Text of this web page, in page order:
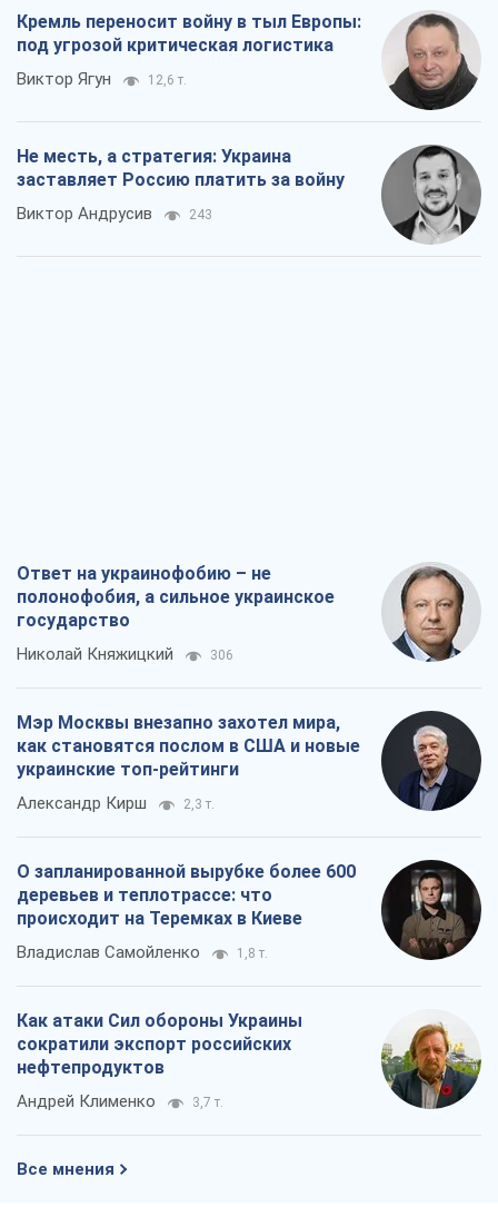
Кремль переносит войну в тыл Европы:
под угрозой критическая логистика
Виктор Ягун 12,6 т.
Не месть, а стратегия: Украина
заставляет Россию платить за войну
Виктор Андрусив 243
Ответ на украинофобию – не
полонофобия, а сильное украинское
государство
Николай Княжицкий 306
Мэр Москвы внезапно захотел мира,
как становятся послом в США и новые
украинские топ-рейтинги
Александр Кирш 2,3 т.
О запланированной вырубке более 600
деревьев и теплотрассе: что
происходит на Теремках в Киеве
Владислав Самойленко 1,8 т.
Как атаки Сил обороны Украины
сократили экспорт российских
нефтепродуктов
Андрей Клименко 3,7 т.
Все мнения